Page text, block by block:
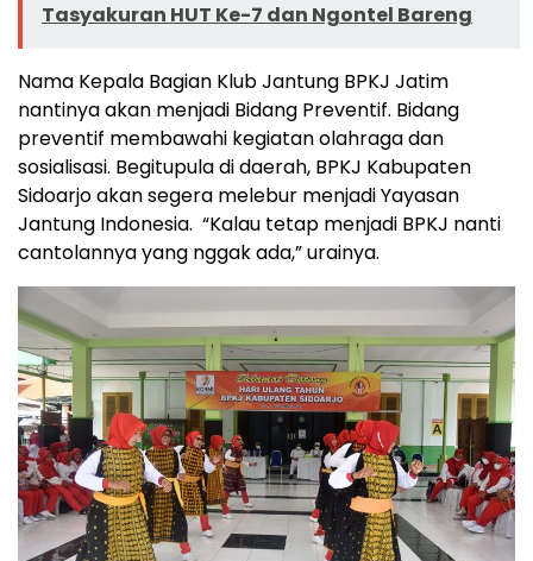
Tasyakuran HUT Ke-7 dan Ngontel Bareng
Nama Kepala Bagian Klub Jantung BPKJ Jatim
nantinya akan menjadi Bidang Preventif. Bidang
preventif membawahi kegiatan olahraga dan
sosialisasi. Begitupula di daerah, BPKJ Kabupaten
Sidoarjo akan segera melebur menjadi Yayasan
Jantung Indonesia. “Kalau tetap menjadi BPKJ nanti
cantolannya yang nggak ada,” urainya.